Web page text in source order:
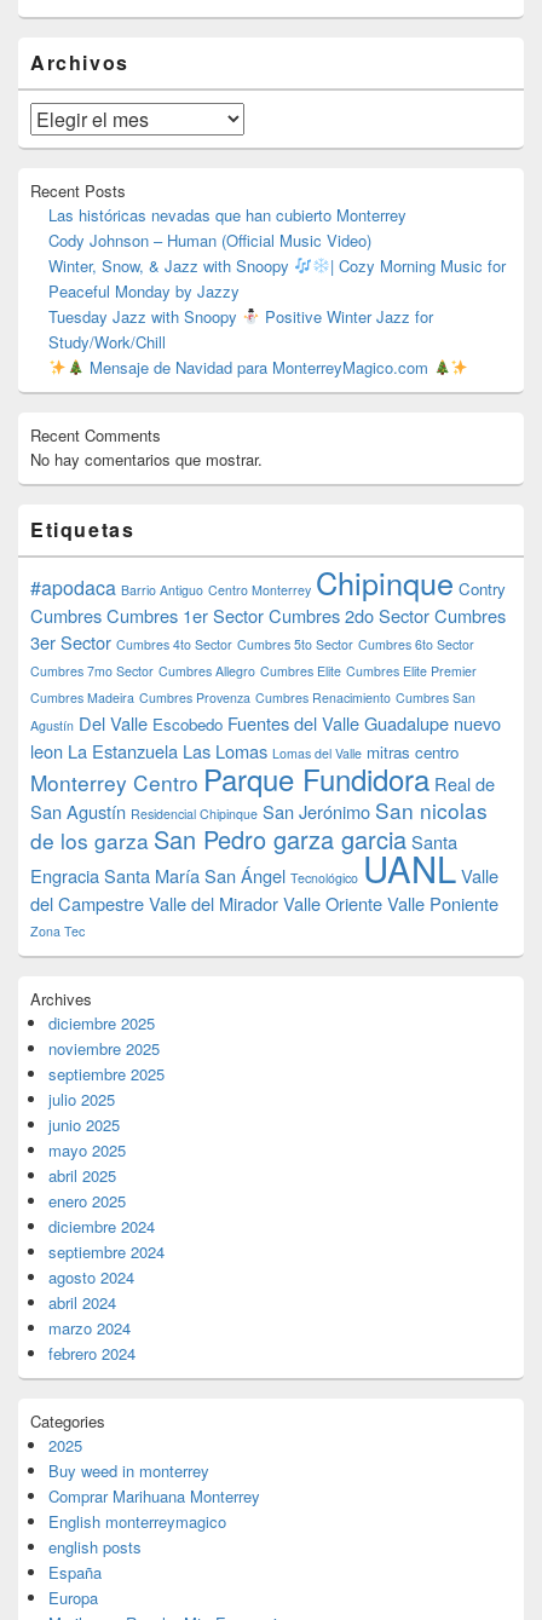
área
de
widget
barra
lateral
Archivos
Archivos
Recent Posts
Las históricas nevadas que han cubierto Monterrey
Cody Johnson – Human (Official Music Video)
Winter, Snow, & Jazz with Snoopy
| Cozy Morning Music for
Peaceful Monday by Jazzy
Tuesday Jazz with Snoopy
Positive Winter Jazz for
Study/Work/Chill
Mensaje de Navidad para MonterreyMagico.com
Recent Comments
No hay comentarios que mostrar.
Etiquetas
#apodaca Barrio Antiguo Centro Monterrey Chipinque Contry
CumbresCumbres 1er SectorCumbres 2do SectorCumbres
3er Sector Cumbres 4to Sector Cumbres 5to Sector Cumbres 6to Sector
Cumbres 7mo Sector Cumbres Allegro Cumbres Elite Cumbres Elite Premier
Cumbres Madeira Cumbres Provenza Cumbres Renacimiento Cumbres San
Agustín Del Valle Escobedo Fuentes del ValleGuadalupe nuevo
leon La Estanzuela Las Lomas Lomas del Valle mitras centro
Monterrey Centro Parque Fundidora Real de
San Agustín Residencial Chipinque San Jerónimo San nicolas
de los garza San Pedro garza garciaSanta
EngraciaSanta MaríaSan Ángel Tecnológico UANLValle
del CampestreValle del MiradorValle OrienteValle Poniente
Zona Tec
Archives
diciembre 2025
noviembre 2025
septiembre 2025
julio 2025
junio 2025
mayo 2025
abril 2025
enero 2025
diciembre 2024
septiembre 2024
agosto 2024
abril 2024
marzo 2024
febrero 2024
Categories
2025
Buy weed in monterrey
Comprar Marihuana Monterrey
English monterreymagico
english posts
España
Europa